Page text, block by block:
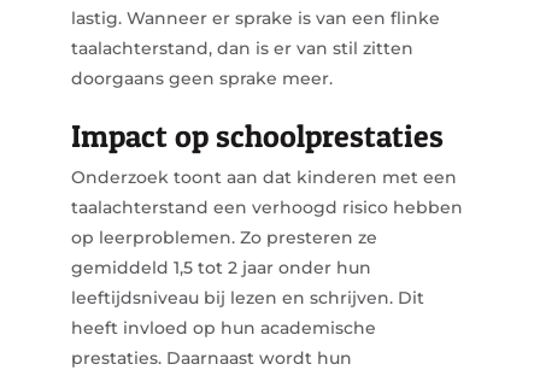
lastig. Wanneer er sprake is van een flinke
taalachterstand, dan is er van stil zitten
doorgaans geen sprake meer.
Impact op schoolprestaties
Onderzoek toont aan dat kinderen met een
taalachterstand een verhoogd risico hebben
op leerproblemen. Zo presteren ze
gemiddeld 1,5 tot 2 jaar onder hun
leeftijdsniveau bij lezen en schrijven. Dit
heeft invloed op hun academische
prestaties. Daarnaast wordt hun